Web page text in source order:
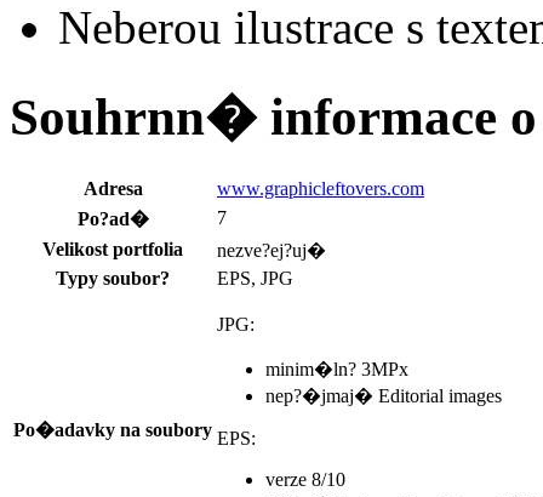
Neberou ilustrace s
Souhrnn� informace o
Adresa
www.graphicleftovers.com
Po?ad�
7
Velikost portfolia
nezve?ej?uj�
Typy soubor?
EPS, JPG
Po�adavky na soubory
JPG:
minim�ln? 3MPx
nep?�jmaj� Editorial images
EPS:
verze 8/10